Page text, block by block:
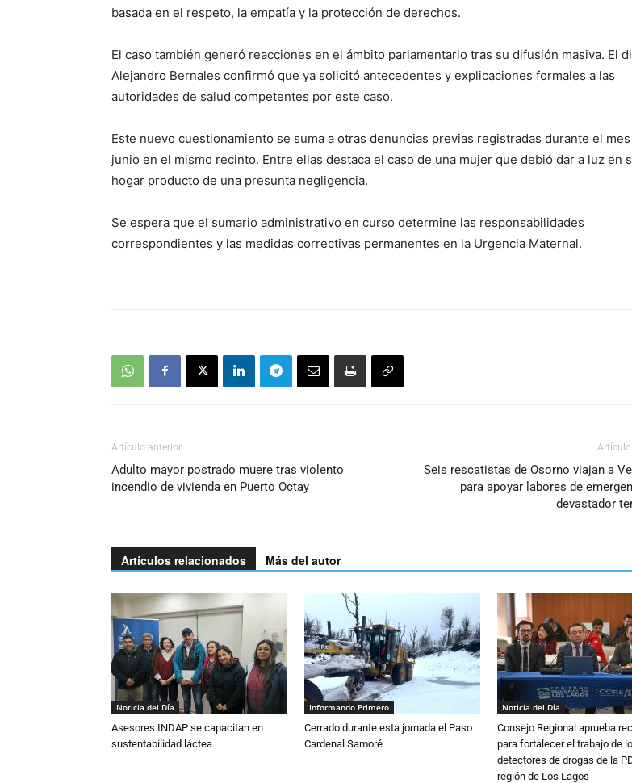
basada en el respeto, la empatía y la protección de derechos.
El caso también generó reacciones en el ámbito parlamentario tras su difusión masiva. El
Alejandro Bernales confirmó que ya solicitó antecedentes y explicaciones formales a las
autoridades de salud competentes por este caso.
Este nuevo cuestionamiento se suma a otras denuncias previas registradas durante el
junio en el mismo recinto. Entre ellas destaca el caso de una mujer que debió dar a luz en
hogar producto de una presunta negligencia.
Se espera que el sumario administrativo en curso determine las responsabilidades
correspondientes y las medidas correctivas permanentes en la Urgencia Maternal.
Artículo anterior
Adulto mayor postrado muere tras violento
incendio de vivienda en Puerto Octay
Seis rescatistas de Osorno viajan a
para apoyar labores de
devastador
Artículos relacionados Más del autor
Noticia del Día
Asesores INDAP se capacitan en
sustentabilidad láctea
Informando Primero
Cerrado durante esta jornada el Paso
Cardenal Samoré
Noticia del Día
Consejo Regional aprueba
para fortalecer el trabajo de
detectores de drogas de la
región de Los Lagos